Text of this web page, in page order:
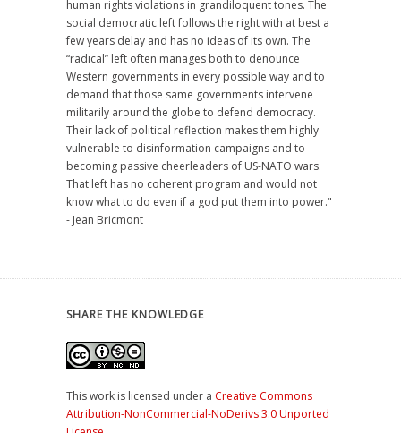
human rights violations in grandiloquent tones. The
social democratic left follows the right with at best a
few years delay and has no ideas of its own. The
“radical” left often manages both to denounce
Western governments in every possible way and to
demand that those same governments intervene
militarily around the globe to defend democracy.
Their lack of political reflection makes them highly
vulnerable to disinformation campaigns and to
becoming passive cheerleaders of US-NATO wars.
That left has no coherent program and would not
know what to do even if a god put them into power."
- Jean Bricmont
SHARE THE KNOWLEDGE
This work is licensed under a Creative Commons
Attribution-NonCommercial-NoDerivs 3.0 Unported